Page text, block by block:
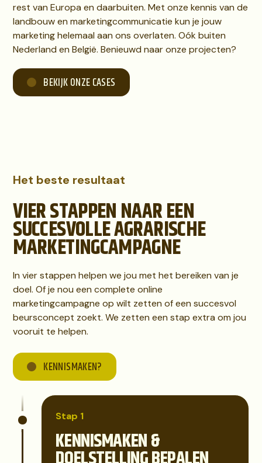
rest van Europa en daarbuiten. Met onze kennis van de
landbouw en marketingcommunicatie kun je jouw
marketing helemaal aan ons overlaten. Oók buiten
Nederland en België. Benieuwd naar onze projecten?
BEKIJK ONZE CASES
Het beste resultaat
VIER STAPPEN NAAR EEN
SUCCESVOLLE AGRARISCHE
MARKETINGCAMPAGNE
In vier stappen helpen we jou met het bereiken van je
doel. Of je nou een complete online
marketingcampagne op wilt zetten of een succesvol
beursconcept zoekt. We zetten een stap extra om jou
vooruit te helpen.
KENNISMAKEN?
Stap 1
KENNISMAKEN &